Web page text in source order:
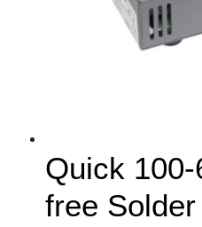
Quick
free